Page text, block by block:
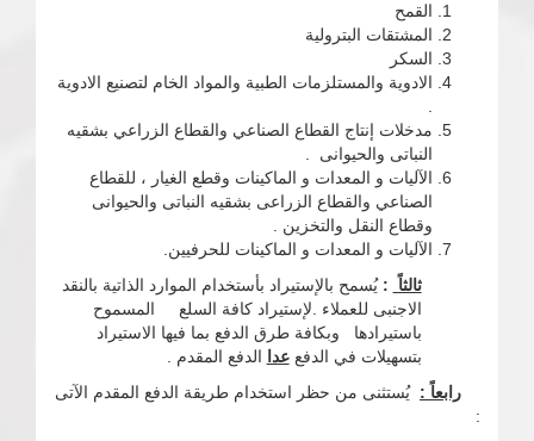
القمح
المشتقات البترولية
السكر
الادوية والمستلزمات الطبية والمواد الخام لتصنيع الادوية
مدخلات إنتاج القطاع الصناعي والقطاع الزراعي بشقيه
النباتى والحيوانى .
الآليات و المعدات و الماكينات وقطع الغيار ، للقطاع
الصناعي والقطاع الزراعى بشقيه النباتى والحيوانى
وقطاع النقل والتخزين .
الآليات و المعدات و الماكينات للحرفيين.
ثالثاً
:يُسمح بالإستيراد بأستخدام الموارد الذاتية بالنقد
الاجنبى للعملاء .لإستيراد كافة السلع المسموح
باستيرادها وبكافة طرق الدفع بما فيها الاستيراد
بتسهيلات في الدفععدا الدفع المقدم .
رابعاً : يُستثنى من حظر استخدام طريقة الدفع المقدم الآتى
: